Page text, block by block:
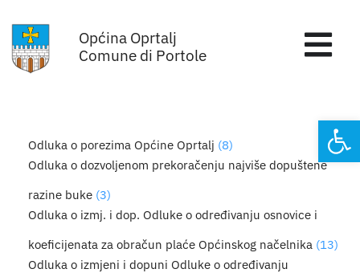
content
Općina Oprtalj
Comune di Portole
Općinska uprava
Sa sjednica vijeća
Za građane
Odluka o porezima Općine Oprtalj (8)
Odluka o dozvoljenom prekoračenju najviše dopuštene
razine buke(3)
Odluka o izmj. i dop. Odluke o određivanju osnovice i
koeficijenata za obračun plaće Općinskog načelnika (13)
Odluka o izmjeni i dopuni Odluke o određivanju